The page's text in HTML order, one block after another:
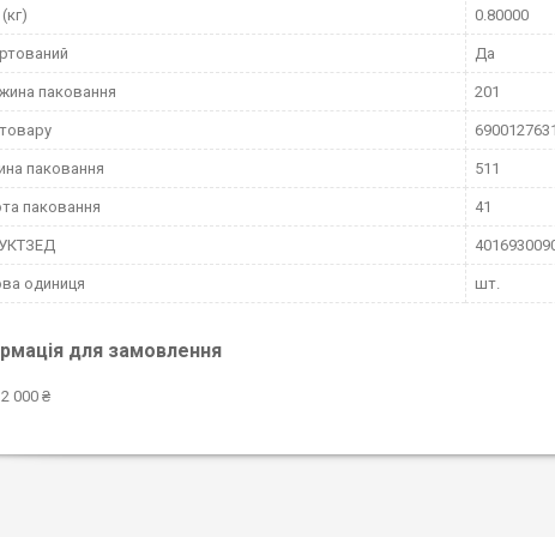
0.80000
Да
паковання 201
паковання 511
паковання 41
одиниця шт.
для замовлення
2 000 ₴